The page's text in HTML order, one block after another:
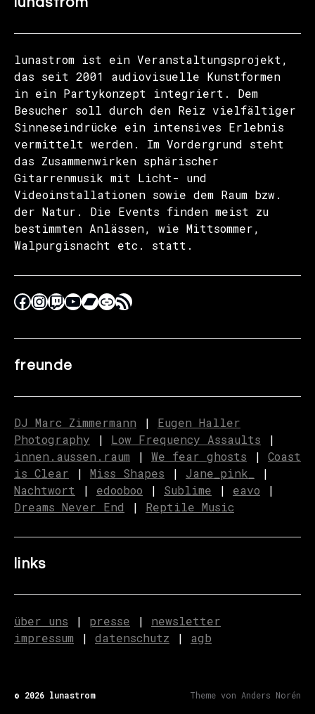
lunastrom ist ein Veranstaltungsprojekt,
das seit 2001 audiovisuelle Kunstformen
in ein Partykonzept integriert. Dem
Besucher soll durch den Reiz vielfältiger
Sinneseindrücke ein intensives Erlebnis
vermittelt werden. Im Vordergrund steht
das Zusammenwirken sphärischer
Gitarrenmusik mit Licht- und
Videoinstallationen sowie dem Raum bzw.
der Natur. Die Events finden meist zu
bestimmten Anlässen, wie Mittsommer,
Walpurgisnacht etc. statt.
freunde
DJ Marc Zimmermann | Eugen Haller
Photography | Low Frequency Assaults |
innen.aussen.raum | We fear ghosts | Coast
is Clear | Miss Shapes | Jane_pink_
|
Nachtwort | edooboo | Sublime | eavo |
Dreams Never End | Reptile Music
links
über uns | presse | newsletter
impressum | datenschutz | agb
© 2026 lunastrom Theme von Anders Norén